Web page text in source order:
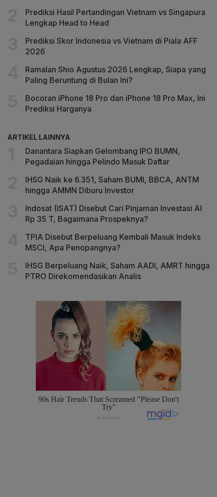
Prediksi Hasil Pertandingan Vietnam vs Singapura
Lengkap Head to Head
Prediksi Skor Indonesia vs Vietnam di Piala AFF
2026
Ramalan Shio Agustus 2026 Lengkap, Siapa yang
Paling Beruntung di Bulan Ini?
Bocoran iPhone 18 Pro dan iPhone 18 Pro Max, Ini
Prediksi Harganya
ARTIKEL LAINNYA
Danantara Siapkan Gelombang IPO BUMN,
Pegadaian hingga Pelindo Masuk Daftar
IHSG Naik ke 6.351, Saham BUMI, BBCA, ANTM
hingga AMMN Diburu Investor
Indosat (ISAT) Disebut Cari Pinjaman Investasi AI
Rp 35 T, Bagaimana Prospeknya?
TPIA Disebut Berpeluang Kembali Masuk Indeks
MSCI, Apa Penopangnya?
IHSG Berpeluang Naik, Saham AADI, AMRT hingga
PTRO Direkomendasikan Analis